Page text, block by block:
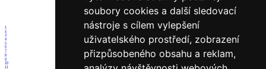
soubory cookies a další sledovací
nástroje s cílem vylepšení
uživatelského prostředí, zobrazení
přizpůsobeného obsahu a reklam,
1
2
3
4
5
6
7
8
9
10
11